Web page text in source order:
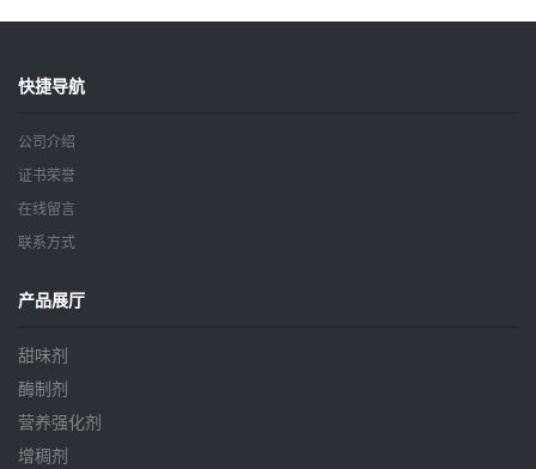
快捷导航
公司介绍
证书荣誉
在线留言
联系方式
产品展厅
甜味剂
酶制剂
营养强化剂
增稠剂